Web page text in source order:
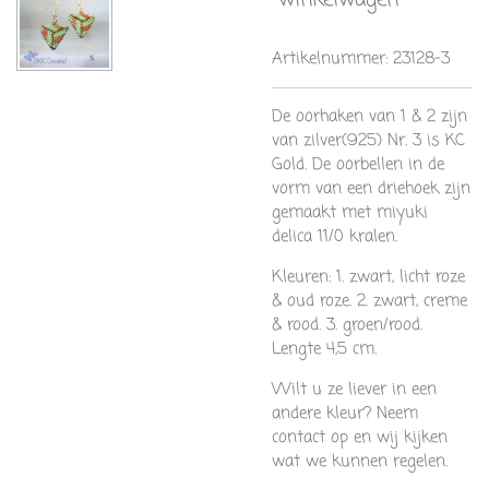
Artikelnummer: 23128-3
De oorhaken van 1 & 2 zijn
van zilver(925) Nr. 3 is KC
Gold. De oorbellen in de
vorm van een driehoek zijn
gemaakt met miyuki
delica 11/0 kralen.
Kleuren: 1. zwart, licht roze
& oud roze. 2. zwart, creme
& rood. 3. groen/rood.
Lengte 4,5 cm.
Wilt u ze liever in een
andere kleur? Neem
contact op en wij kijken
wat we kunnen regelen.